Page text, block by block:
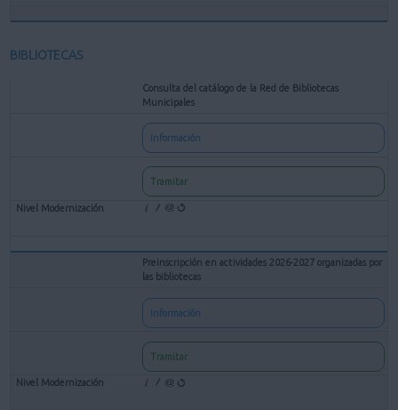
BIBLIOTECAS
Consulta del catálogo de la Red de Bibliotecas
Municipales
Información
Tramitar
Preinscripción en actividades 2026-2027 organizadas por
las bibliotecas
Información
Tramitar